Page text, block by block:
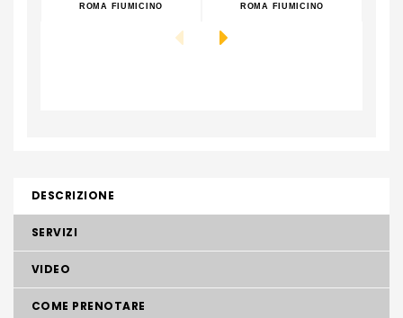
ROMA FIUMICINO
ROMA FIUMICINO
DESCRIZIONE
SERVIZI
VIDEO
COME PRENOTARE